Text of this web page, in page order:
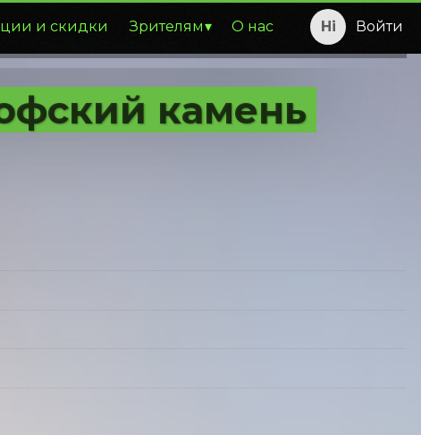
и скидки Зрителям О нас Войти
камень